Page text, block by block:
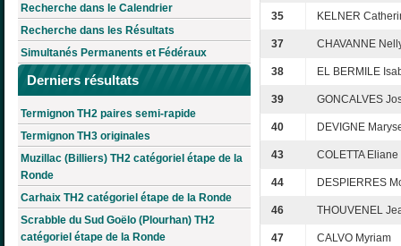
Recherche dans le Calendrier
Recherche dans les Résultats
Simultanés Permanents et Fédéraux
Derniers résultats
Termignon TH2 paires semi-rapide
Termignon TH3 originales
Muzillac (Billiers) TH2 catégoriel étape de la
Ronde
Carhaix TH2 catégoriel étape de la Ronde
Scrabble du Sud Goëlo (Plourhan) TH2
catégoriel étape de la Ronde
35 KELNER
37 CHAVANNE
38 EL BERMILE
39 GONCALVES
40 DEVIGNE
43 COLETTA Eliane
44 DESPIERRES
46 THOUVENEL
47 CALVO Myriam